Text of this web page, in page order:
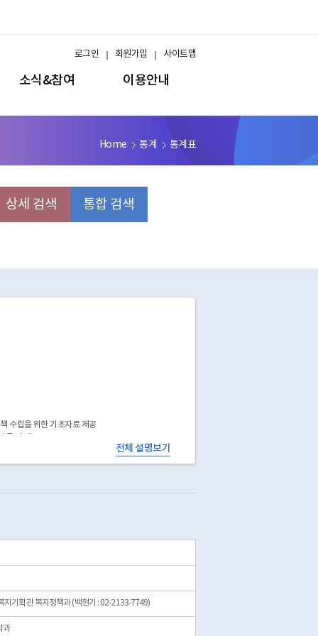
소식&참여 이용안내
로그인 회원가입 사이트맵
Home 통계 통계표
상세 검색 통합 검색
수립을 위한 기초자료 제공
전체 설명보기
지기획관 복지정책과 (백현기 : 02-2133-7749)
과